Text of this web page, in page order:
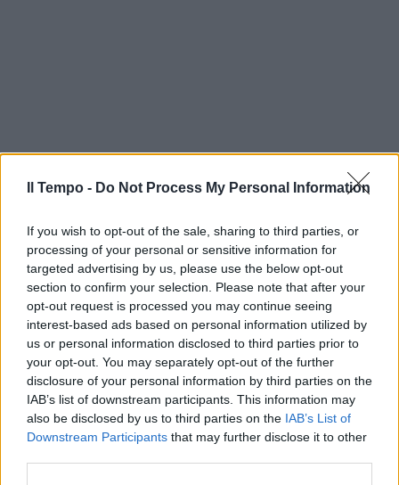
Il Tempo - Do Not Process My Personal Information
If you wish to opt-out of the sale, sharing to third parties, or
processing of your personal or sensitive information for
targeted advertising by us, please use the below opt-out
section to confirm your selection. Please note that after your
opt-out request is processed you may continue seeing
interest-based ads based on personal information utilized by
us or personal information disclosed to third parties prior to
your opt-out. You may separately opt-out of the further
disclosure of your personal information by third parties on the
IAB’s list of downstream participants. This information may
also be disclosed by us to third parties on the IAB’s List of
Downstream Participants that may further disclose it to other